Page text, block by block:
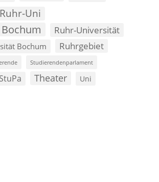
Ruhr-Uni
Ruhr-Universität
Bochum Ruhrgebiet
Studierendenparlament
StuPa Theater Uni